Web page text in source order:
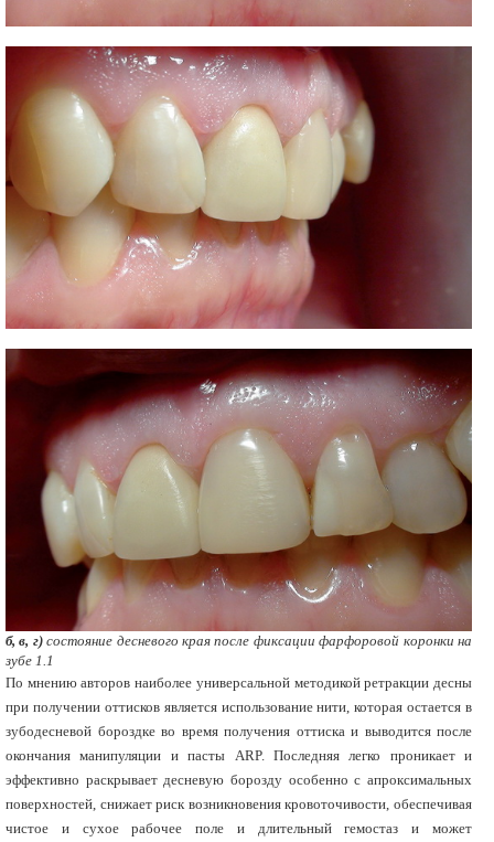
б, в, г)состояние десневого края после фиксации фарфоровой коронки на
зубе 1.1
По мнению авторов наиболее универсальной методикой ретракции десны
при получении оттисков является использование нити, которая остается в
зубодесневой бороздке во время получения оттиска и выводится после
окончания манипуляции и пасты ARP. Последняя легко проникает и
эффективно раскрывает десневую борозду особенно с апроксимальных
поверхностей, снижает риск возникновения кровоточивости, обеспечивая
чистое и сухое рабочее поле и длительный гемостаз и может